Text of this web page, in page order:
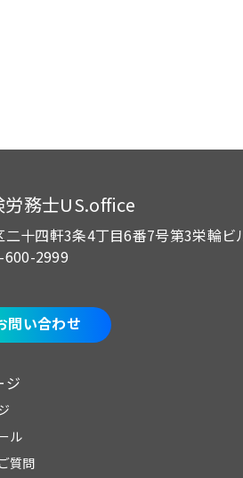
労務士US.office
二十四軒3条4丁目6番7号第3栄輪ビ
600-2999
問い合わせ
ジ
ル
質問